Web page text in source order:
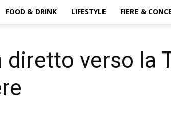
FOOD & DRINK LIFESTYLE FIERE &
verso la